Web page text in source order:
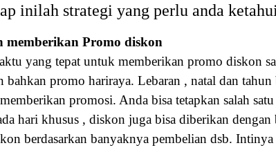
inilah strategi yang perlu anda
memberikan Promo diskon
yang tepat untuk memberikan promo diskon
promo hariraya. Lebaran , natal dan
promosi. Anda bisa tetapkan salah
hari khusus , diskon juga bisa diberikan
berdasarkan banyaknya pembelian dsb.